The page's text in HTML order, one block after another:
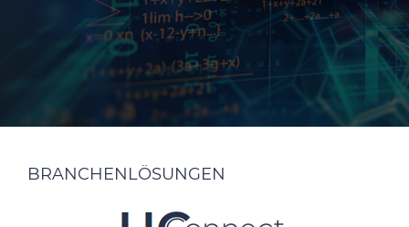
BRANCHENLÖSUNGEN